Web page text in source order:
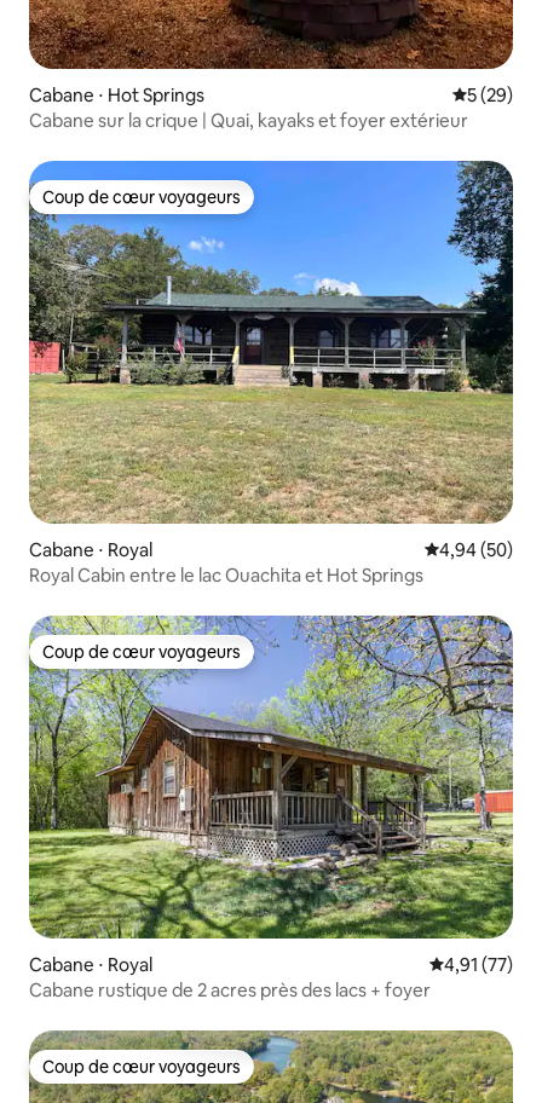
Cabane ⋅ Hot Springs
5 (29)
Cabane sur la crique | Quai, kayaks et foyer extérieur
Coup de cœur voyageurs
Coup de cœur voyageurs
Cabane ⋅ Royal Évaluation
4,94 (50)
Royal Cabin entre le lac Ouachita et Hot Springs
Coup de cœur voyageurs
Coup de cœur voyageurs
Cabane ⋅ Royal Évaluation
4,91 (77)
Cabane rustique de 2 acres près des lacs + foyer
Coup de cœur voyageurs
Coup de cœur voyageurs